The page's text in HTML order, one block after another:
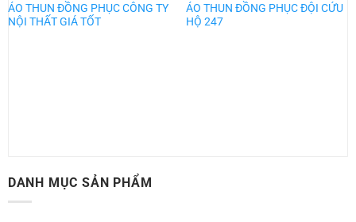
ÁO THUN ĐỒNG PHỤC CÔNG TY
NỘI THẤT GIÁ TỐT
ÁO THUN ĐỒNG PHỤC ĐỘI CỨU
HỘ 247
DANH MỤC SẢN PHẨM